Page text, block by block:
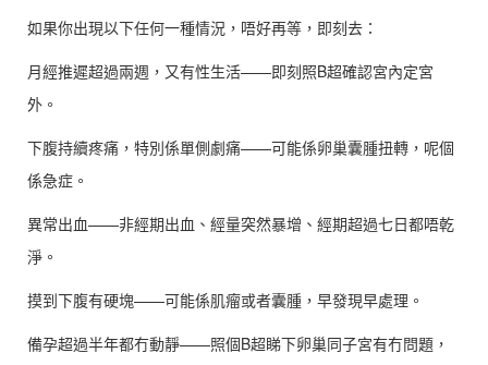
如果你出現以下任何一種情況，唔好再等，即刻去：
月經推遲超過兩週，又有性生活——即刻照B超確認宮內定宮
外。
下腹持續疼痛，特別係單側劇痛——可能係卵巢囊腫扭轉，呢個
係急症。
異常出血——非經期出血、經量突然暴增、經期超過七日都唔乾
淨。
摸到下腹有硬塊——可能係肌瘤或者囊腫，早發現早處理。
備孕超過半年都冇動靜——照個B超睇下卵巢同子宮有冇問題，